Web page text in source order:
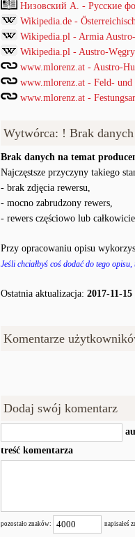
Низовский А. - Русские
Wikipedia.de -
Wikipedia.pl - Armia
Wikipedia.pl - Austro-Węgry
www.mlorenz.at - Austro-
www.mlorenz.at - Feld-
www.mlorenz.at -
Wytwórca: ! Brak danych
Brak danych na temat
Najczęstsze przyczyny takiego
- brak zdjęcia rewersu,
- mocno zabrudzony rewers,
- rewers częściowo lub
Przy opracowaniu opisu
Jeśli chciałbyś coś dodać do tego
Ostatnia aktualizacja: 2017-11-15
Komentarze
Dodaj swój komentarz
treść komentarza
pozostało znaków: napisałeś